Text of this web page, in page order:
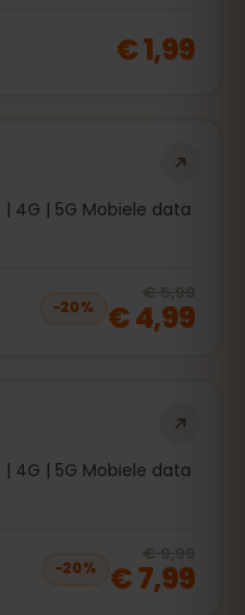
€ 1,99
| 4G | 5G Mobiele data
−20%
€ 5,99
€ 4,99
| 4G | 5G Mobiele data
−20%
€ 9,99
€ 7,99